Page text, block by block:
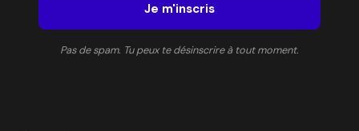
Je m'inscris
Pas de spam. Tu peux te désinscrire à tout moment.